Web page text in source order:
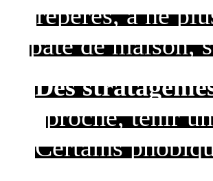
repérés, à ne
pâté de maison,
Des
proche, tenir
Certains